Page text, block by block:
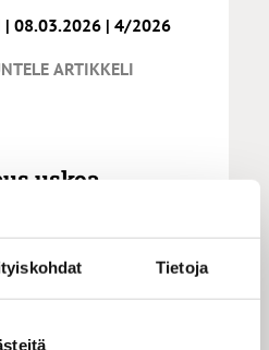
Tietoja
| 08.03.2026 | 4/2026
ARTIKKELI
uskoa
miettimään,